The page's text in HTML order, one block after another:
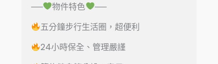
──
物件特色
──
五分鐘步行生活圈，超便利
24小時保全、管理嚴謹